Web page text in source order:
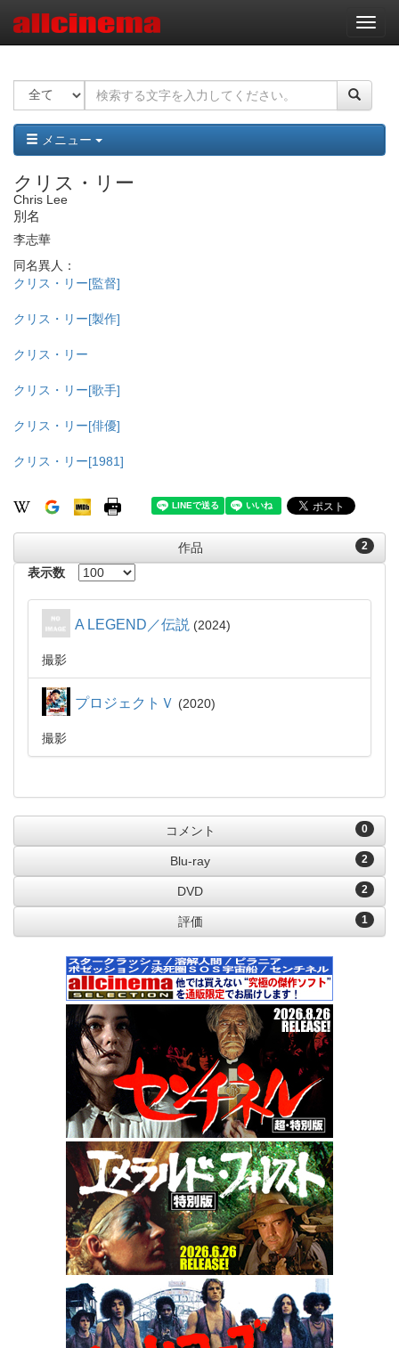
ナ
ビ
ー
ョ
ン
メニュー
クリス・リー
Chris Lee
別名
李志華
同名異人：
クリス・リー[監督]
クリス・リー[製作]
クリス・リー
クリス・リー[歌手]
クリス・リー[俳優]
クリス・リー[1981]
2
作品
表示数
A LEGEND／伝説 2024
撮影
プロジェクトＶ 2020
撮影
0
コメント
2
Blu-ray
2
DVD
1
評価